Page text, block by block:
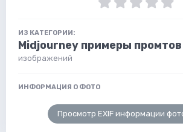
ИЗ КАТЕГОРИИ:
Midjourney примеры промтов
изображений
ИНФОРМАЦИЯ О ФОТО
Просмотр EXIF информации